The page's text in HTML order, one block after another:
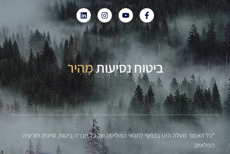
ביטוח נסיעותפָּשׁוּט
*כל האמור מעלה הינו בכפוף לתנאי הפוליסה של כל חברה ביטוח, סייגיה וחריגיה
המלאים.